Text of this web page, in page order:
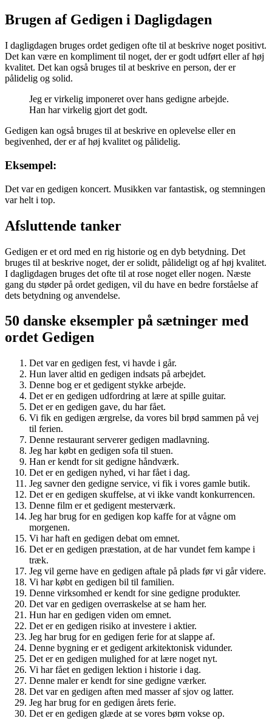
Brugen af Gedigen i Dagligdagen
I dagligdagen bruges ordet gedigen ofte til at beskrive noget positivt.
Det kan være en kompliment til noget, der er godt udført eller af høj
kvalitet. Det kan også bruges til at beskrive en person, der er
pålidelig og solid.
Jeg er virkelig imponeret over hans gedigne arbejde.
Han har virkelig gjort det godt.
Gedigen kan også bruges til at beskrive en oplevelse eller en
begivenhed, der er af høj kvalitet og pålidelig.
Eksempel:
Det var en gedigen koncert. Musikken var fantastisk, og stemningen
var helt i top.
Afsluttende tanker
Gedigen er et ord med en rig historie og en dyb betydning. Det
bruges til at beskrive noget, der er solidt, pålideligt og af høj kvalitet.
I dagligdagen bruges det ofte til at rose noget eller nogen. Næste
gang du støder på ordet gedigen, vil du have en bedre forståelse af
dets betydning og anvendelse.
50 danske eksempler på sætninger med
ordet Gedigen
Det var en gedigen fest, vi havde i går.
Hun laver altid en gedigen indsats på arbejdet.
Denne bog er et gedigent stykke arbejde.
Det er en gedigen udfordring at lære at spille guitar.
Det er en gedigen gave, du har fået.
Vi fik en gedigen ærgrelse, da vores bil brød sammen på vej
til ferien.
Denne restaurant serverer gedigen madlavning.
Jeg har købt en gedigen sofa til stuen.
Han er kendt for sit gedigne håndværk.
Det er en gedigen nyhed, vi har fået i dag.
Jeg savner den gedigne service, vi fik i vores gamle butik.
Det er en gedigen skuffelse, at vi ikke vandt konkurrencen.
Denne film er et gedigent mesterværk.
Jeg har brug for en gedigen kop kaffe for at vågne om
morgenen.
Vi har haft en gedigen debat om emnet.
Det er en gedigen præstation, at de har vundet fem kampe i
træk.
Jeg vil gerne have en gedigen aftale på plads før vi går videre.
Vi har købt en gedigen bil til familien.
Denne virksomhed er kendt for sine gedigne produkter.
Det var en gedigen overraskelse at se ham her.
Hun har en gedigen viden om emnet.
Det er en gedigen risiko at investere i aktier.
Jeg har brug for en gedigen ferie for at slappe af.
Denne bygning er et gedigent arkitektonisk vidunder.
Det er en gedigen mulighed for at lære noget nyt.
Vi har fået en gedigen lektion i historie i dag.
Denne maler er kendt for sine gedigne værker.
Det var en gedigen aften med masser af sjov og latter.
Jeg har brug for en gedigen årets ferie.
Det er en gedigen glæde at se vores børn vokse op.